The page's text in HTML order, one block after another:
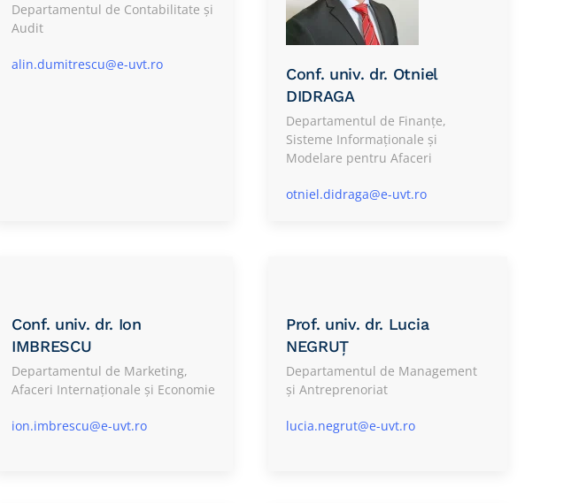
Departamentul de Contabilitate și
Audit
alin.dumitrescu@e-uvt.ro
Conf. univ. dr. Otniel
DIDRAGA
Departamentul de Finanțe,
Sisteme Informaționale și
Modelare pentru Afaceri
otniel.didraga@e-uvt.ro
Conf. univ. dr. Ion
IMBRESCU
Departamentul de Marketing,
Afaceri Internaționale și Economie
ion.imbrescu@e-uvt.ro
Prof. univ. dr. Lucia
NEGRUȚ
Departamentul de Management
și Antreprenoriat
lucia.negrut@e-uvt.ro